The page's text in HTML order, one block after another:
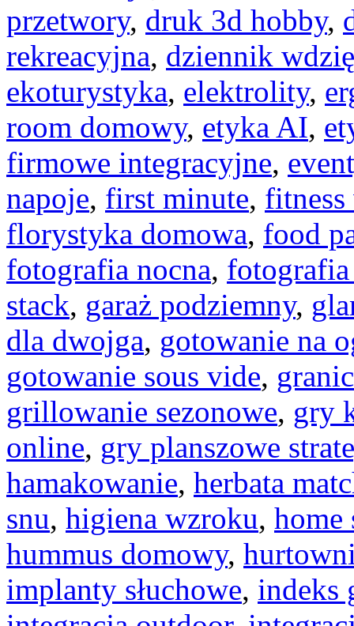
przetwory, druk 3d hobby,
rekreacyjna, dziennik
ekoturystyka, elektrolity,
room domowy, etyka AI,
firmowe integracyjne,
napoje, first minute,
florystyka domowa, food
fotografia nocna,
stack, garaż podziemny,
dla dwojga, gotowanie na
gotowanie sous vide,
grillowanie sezonowe, gry
online, gry planszowe
hamakowanie, herbata
snu, higiena wzroku, home
hummus domowy,
implanty słuchowe, indeks